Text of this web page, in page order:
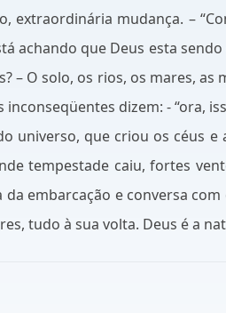
extraordinária mudança. –
achando que Deus esta
– O solo, os rios, os mares,
dizem: - “ora,
universo, que criou os céus
tempestade caiu, fortes
embarcação e conversa
tudo à sua volta. Deus é a